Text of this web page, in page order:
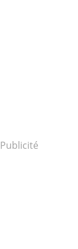
Publicité